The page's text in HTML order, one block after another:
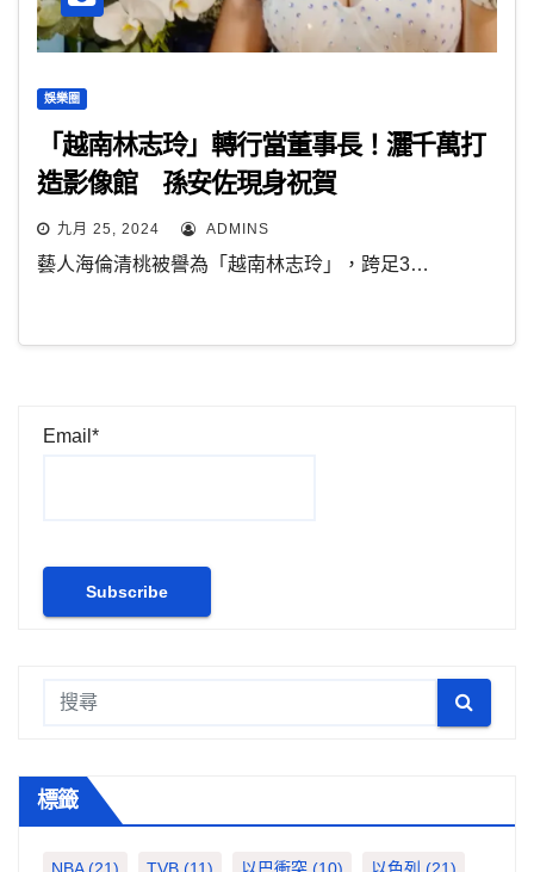
娛樂圈
「越南林志玲」轉行當董事長！灑千萬打
造影像館 孫安佐現身祝賀
九月 25, 2024 ADMINS
藝人海倫清桃被譽為「越南林志玲」，跨足3…
Email*
標籤
NBA(21) TVB (11) 以巴衝突 (10) 以色列 (21)